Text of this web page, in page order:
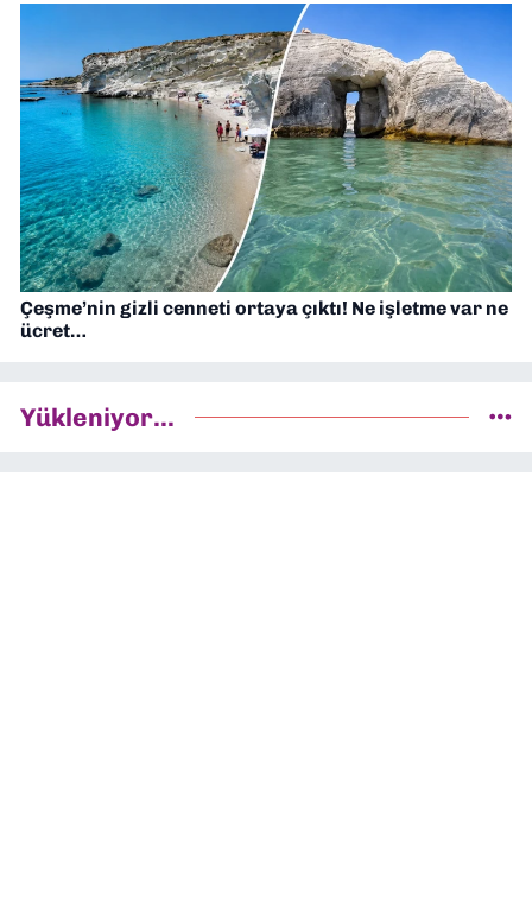
Çeşme’nin gizli cenneti ortaya çıktı! Ne işletme var ne
ücret…
Yükleniyor...